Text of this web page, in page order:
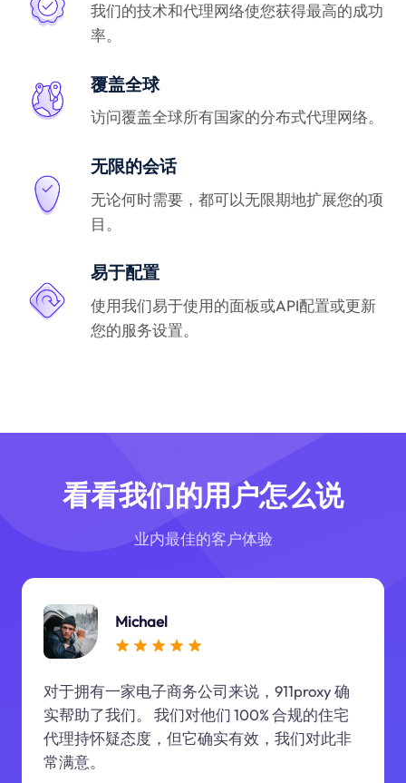
我们的技术和代理网络使您获得最高的成功
率。
覆盖全球
访问覆盖全球所有国家的分布式代理网络。
无限的会话
无论何时需要，都可以无限期地扩展您的项
目。
易于配置
使用我们易于使用的面板或API配置或更新
您的服务设置。
看看我们的用户怎么说
业内最佳的客户体验
Michael
对于拥有一家电子商务公司来说，911proxy 确
实帮助了我们。 我们对他们 100% 合规的住宅
代理持怀疑态度，但它确实有效，我们对此非
常满意。